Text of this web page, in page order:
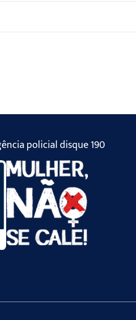
policial disque 190